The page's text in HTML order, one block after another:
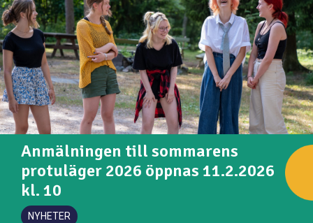
Anmälningen till sommarens
protuläger 2026 öppnas 11.2.2026
kl. 10
NYHETER